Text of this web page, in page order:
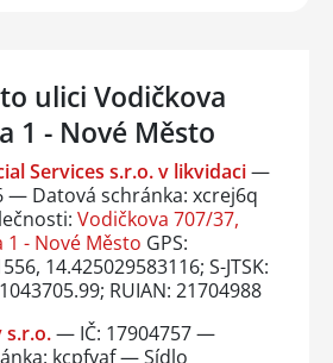
ulici Vodičkova
1 - Nové Město
Services s.r.o. v likvidaci—
— Datová schránka: xcrej6q
Vodičkova 707/37,
1 - Nové Město GPS:
14.425029583116; S-JTSK:
RUIAN: 21704988
s.r.o.— IČ: 17904757 —
kcpfyaf — Sídlo